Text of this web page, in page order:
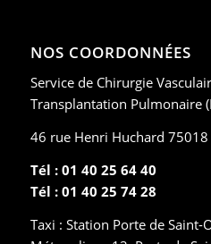
NOS COORDONNÉES
Service de Chirurgie
Transplantation Pulmonaire
46 rue Henri Huchard 75018
Tél : 01 40 25 64 40
Tél : 01 40 25 74 28
Taxi : Station Porte de Saint-